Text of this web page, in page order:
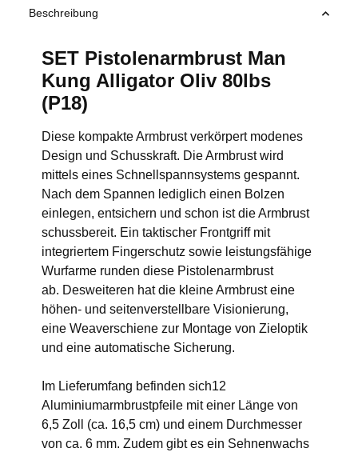
Beschreibung
SET Pistolenarmbrust Man
Kung Alligator Oliv 80lbs
(P18)
Diese kompakte Armbrust verkörpert modenes
Design und Schusskraft. Die Armbrust wird
mittels eines Schnellspannsystems gespannt.
Nach dem Spannen lediglich einen Bolzen
einlegen, entsichern und schon ist die Armbrust
schussbereit. Ein taktischer Frontgriff mit
integriertem Fingerschutz sowie leistungsfähige
Wurfarme runden diese Pistolenarmbrust
ab. Desweiteren hat die kleine Armbrust eine
höhen- und seitenverstellbare Visionierung,
eine Weaverschiene zur Montage von Zieloptik
und eine automatische Sicherung.
Im Lieferumfang befinden sich12
Aluminiumarmbrustpfeile mit einer Länge von
6,5 Zoll (ca. 16,5 cm) und einem Durchmesser
von ca. 6 mm. Zudem gibt es ein Sehnenwachs